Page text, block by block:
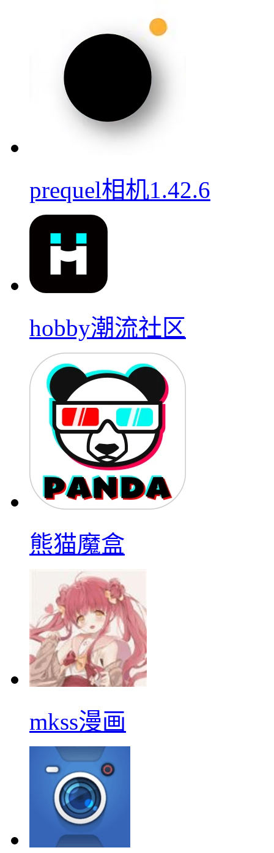
prequel相机1.42.6
hobby潮流社区
熊猫魔盒
mkss漫画